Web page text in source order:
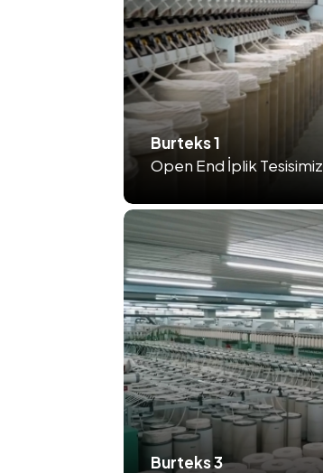
Burteks 1
Open End İplik Tesisimiz
Burteks 3